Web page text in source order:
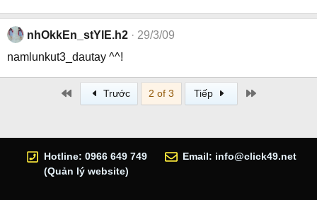
nhOkkEn_stYlE.h2
29/3/09
namlunkut3_dautay ^^!
Trước 2 of 3 Tiếp
Hotline: 0966 649 749
(Quản lý website)
Email: info@click49.net